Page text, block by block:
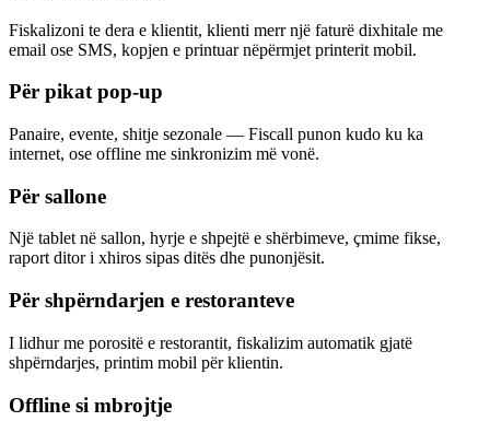
Fiskalizoni te dera e klientit, klienti merr një faturë dixhitale me
email ose SMS, kopjen e printuar nëpërmjet printerit mobil.
Për pikat pop-up
Panaire, evente, shitje sezonale — Fiscall punon kudo ku ka
internet, ose offline me sinkronizim më vonë.
Për sallone
Një tablet në sallon, hyrje e shpejtë e shërbimeve, çmime fikse,
raport ditor i xhiros sipas ditës dhe punonjësit.
Për shpërndarjen e restoranteve
I lidhur me porositë e restorantit, fiskalizim automatik gjatë
shpërndarjes, printim mobil për klientin.
Offline si mbrojtje